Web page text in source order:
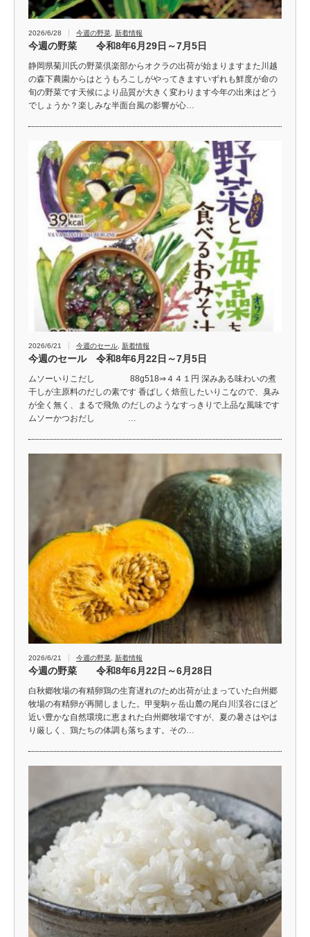
2026/6/28 今週の野菜 新着情報
今週の野菜 令和8年6月29日～7月5日
静岡県菊川氏の野菜倶楽部からオクラの出荷が始まりますまた川越
の森下農園からはとうもろこしがやってきますいずれも鮮度が命の
旬の野菜です天候により品質が大きく変わります今年の出来はどう
でしょうか？楽しみな半面台風の影響が心…
2026/6/21 今週のセール 新着情報
今週のセール 令和8年6月22日～7月5日
ムソーいりこだし 88g518⇒４４１円 深みある味わいの煮
干しが主原料のだしの素です 香ばしく焙煎したいりこなので、臭み
が全く無く、まるで飛魚 のだしのようなすっきりで上品な風味です
ムソーかつおだし …
2026/6/21 今週の野菜 新着情報
今週の野菜 令和8年6月22日～6月28日
白秋郷牧場の有精卵鶏の生育遅れのため出荷が止まっていた白州郷
牧場の有精卵が再開しました。甲斐駒ヶ岳山麓の尾白川渓谷にほど
近い豊かな自然環境に恵まれた白州郷牧場ですが、夏の暑さはやは
り厳しく、鶏たちの体調も落ちます。その…